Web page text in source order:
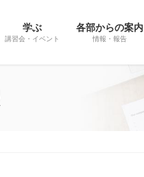
学ぶ
講習会・イベント
各部からの案内
情報・報告